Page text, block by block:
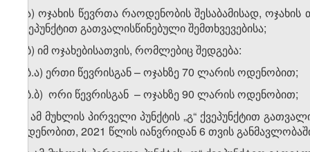
ბ.ა) ოჯახის წევრთა რაოდენობის შესაბამისად,
ქვეპუნქტით გათვალისწინებული შემთხვევებისა;
ბ.ბ) იმ ოჯახებისათვის, რომლებიც შედგება:
ბ.ბ.ა) ერთი წევრისგან – ოჯახზე 70 ლარის ოდენობით;
ბ.ბ.ბ) ორი წევრისგან – ოჯახზე 90 ლარის ოდენობით;
გ) ამ მუხლის პირველი პუნქტის „გ“ ქვეპუნქტით
ოდენობით, 2021 წლის იანვრიდან 6 თვის